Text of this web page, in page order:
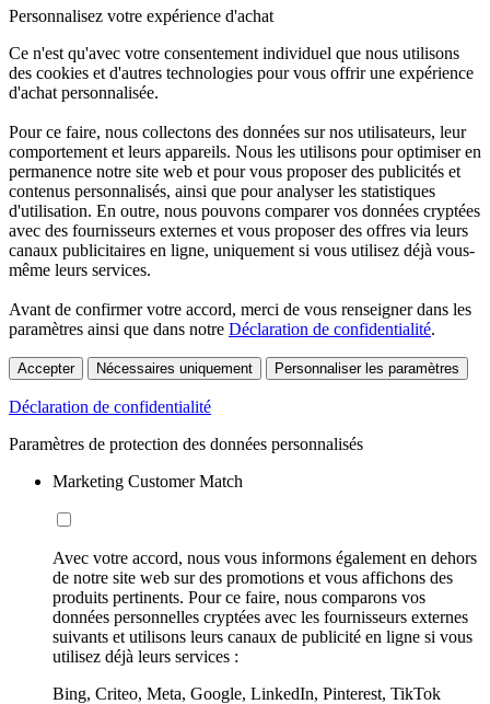
Personnalisez votre expérience d'achat
Ce n'est qu'avec votre consentement individuel que nous utilisons
des cookies et d'autres technologies pour vous offrir une expérience
d'achat personnalisée.
Pour ce faire, nous collectons des données sur nos utilisateurs, leur
comportement et leurs appareils. Nous les utilisons pour optimiser en
permanence notre site web et pour vous proposer des publicités et
contenus personnalisés, ainsi que pour analyser les statistiques
d'utilisation. En outre, nous pouvons comparer vos données cryptées
avec des fournisseurs externes et vous proposer des offres via leurs
canaux publicitaires en ligne, uniquement si vous utilisez déjà vous-
même leurs services.
Avant de confirmer votre accord, merci de vous renseigner dans les
paramètres ainsi que dans notre Déclaration de confidentialité.
Accepter Nécessaires uniquement Personnaliser les paramètres
Déclaration de confidentialité
Paramètres de protection des données personnalisés
Marketing Customer Match
Avec votre accord, nous vous informons également en dehors
de notre site web sur des promotions et vous affichons des
produits pertinents. Pour ce faire, nous comparons vos
données personnelles cryptées avec les fournisseurs externes
suivants et utilisons leurs canaux de publicité en ligne si vous
utilisez déjà leurs services :
Bing, Criteo, Meta, Google, LinkedIn, Pinterest, TikTok